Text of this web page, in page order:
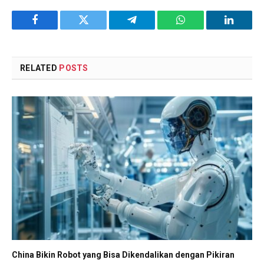
Facebook Twitter Telegram WhatsApp
RELATED POSTS
China Bikin Robot yang Bisa Dikendalikan dengan Pikiran